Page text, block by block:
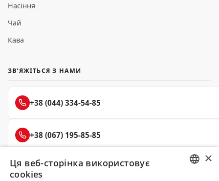
Насіння
Чай
Кава
ЗВ'ЯЖІТЬСЯ З НАМИ
+38 (044) 334-54-85
+38 (067) 195-85-85
+38 (050) 145-85-45
×
Ця веб-сторінка використовує
cookies